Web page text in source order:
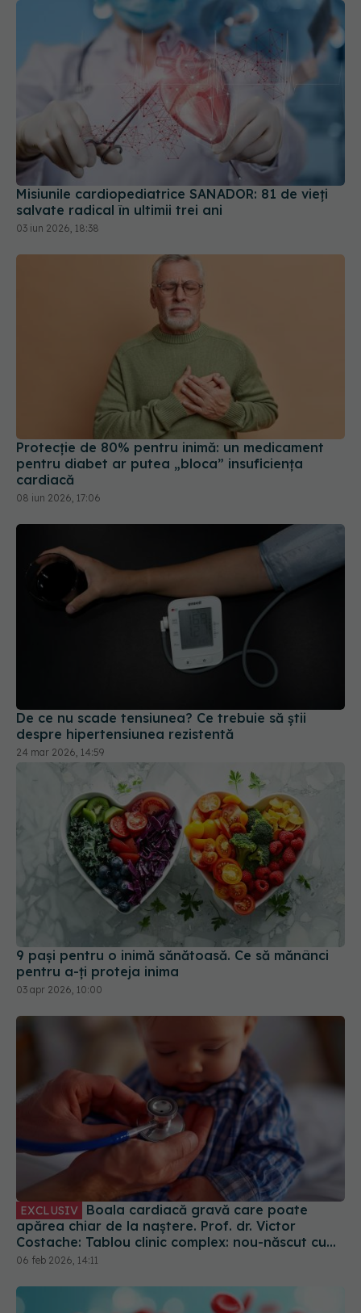
Misiunile cardiopediatrice SANADOR: 81 de vieți
salvate radical în ultimii trei ani
03 iun 2026, 18:38
Protecție de 80% pentru inimă: un medicament
pentru diabet ar putea „bloca” insuficiența
08 iun 2026, 17:06
De ce nu scade tensiunea? Ce trebuie să știi
despre hipertensiunea rezistentă
9 pași pentru o inimă sănătoasă. Ce să mănânci
pentru a-ți proteja inima
apărea chiar de la naștere. Prof. dr. Victor
Costache: Tablou clinic complex: nou-născut cu
stenoză aortică